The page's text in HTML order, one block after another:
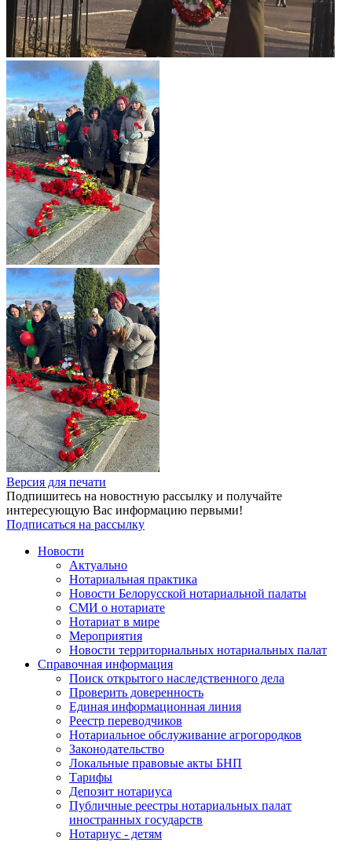
Версия для печати
Подпишитесь на новостную рассылку и получайте
интересующую Вас информацию первыми!
Подписаться на рассылку
Новости
Актуально
Нотариальная практика
Новости Белорусской нотариальной палаты
СМИ о нотариате
Нотариат в мире
Мероприятия
Новости территориальных нотариальных палат
Справочная информация
Поиск открытого наследственного дела
Проверить доверенность
Единая информационная линия
Реестр переводчиков
Нотариальное обслуживание агрогородков
Законодательство
Локальные правовые акты БНП
Тарифы
Депозит нотариуса
Публичные реестры нотариальных палат
иностранных государств
Нотариус - детям